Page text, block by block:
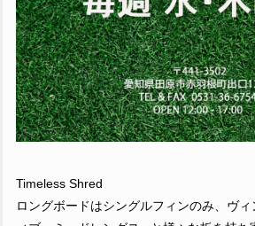
Timeless Shred
ロングボードはシングルフィンのみ、ヴ